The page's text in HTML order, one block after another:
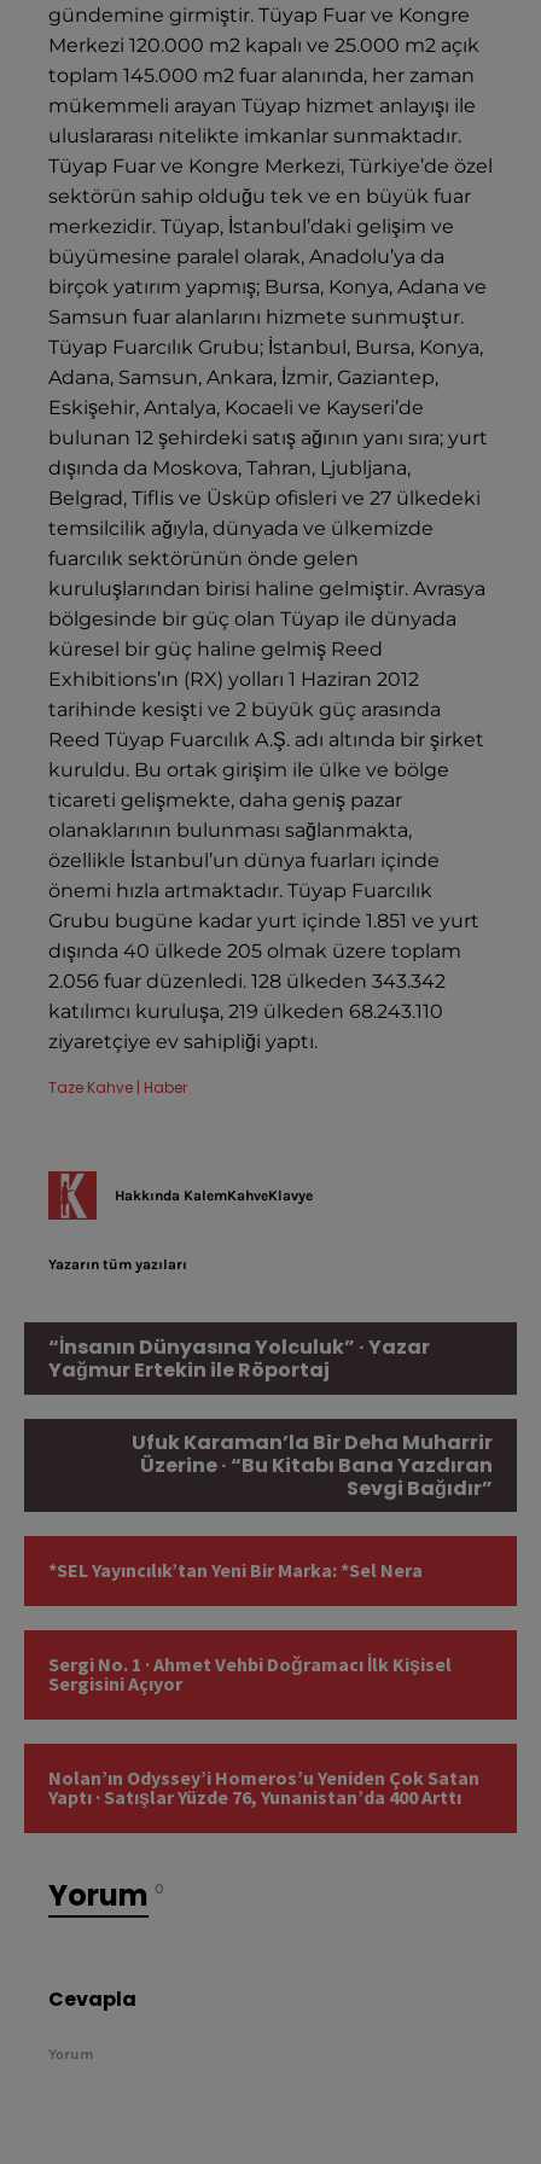
gündemine girmiştir. Tüyap Fuar ve Kongre
Merkezi 120.000 m2 kapalı ve 25.000 m2 açık
toplam 145.000 m2 fuar alanında, her zaman
mükemmeli arayan Tüyap hizmet anlayışı ile
uluslararası nitelikte imkanlar sunmaktadır.
Tüyap Fuar ve Kongre Merkezi, Türkiye’de özel
sektörün sahip olduğu tek ve en büyük fuar
merkezidir. Tüyap, İstanbul’daki gelişim ve
büyümesine paralel olarak, Anadolu’ya da
birçok yatırım yapmış; Bursa, Konya, Adana ve
Samsun fuar alanlarını hizmete sunmuştur.
Tüyap Fuarcılık Grubu; İstanbul, Bursa, Konya,
Adana, Samsun, Ankara, İzmir, Gaziantep,
Eskişehir, Antalya, Kocaeli ve Kayseri’de
bulunan 12 şehirdeki satış ağının yanı sıra; yurt
dışında da Moskova, Tahran, Ljubljana,
Belgrad, Tiflis ve Üsküp ofisleri ve 27 ülkedeki
temsilcilik ağıyla, dünyada ve ülkemizde
fuarcılık sektörünün önde gelen
kuruluşlarından birisi haline gelmiştir. Avrasya
bölgesinde bir güç olan Tüyap ile dünyada
küresel bir güç haline gelmiş Reed
Exhibitions’ın (RX) yolları 1 Haziran 2012
tarihinde kesişti ve 2 büyük güç arasında
Reed Tüyap Fuarcılık A.Ş. adı altında bir şirket
kuruldu. Bu ortak girişim ile ülke ve bölge
ticareti gelişmekte, daha geniş pazar
olanaklarının bulunması sağlanmakta,
özellikle İstanbul’un dünya fuarları içinde
önemi hızla artmaktadır. Tüyap Fuarcılık
Grubu bugüne kadar yurt içinde 1.851 ve yurt
dışında 40 ülkede 205 olmak üzere toplam
2.056 fuar düzenledi. 128 ülkeden 343.342
katılımcı kuruluşa, 219 ülkeden 68.243.110
ziyaretçiye ev sahipliği yaptı.
Taze Kahve | Haber
Hakkında KalemKahveKlavye
Yazarın tüm yazıları
“İnsanın Dünyasına Yolculuk” · Yazar
Yağmur Ertekin ile Röportaj
Ufuk Karaman’la Bir Deha Muharrir
Üzerine · “Bu Kitabı Bana Yazdıran
Sevgi Bağıdır”
*SEL Yayıncılık’tan Yeni Bir Marka: *Sel Nera
Sergi No. 1 · Ahmet Vehbi Doğramacı İlk Kişisel
Sergisini Açıyor
Nolan’ın Odyssey’i Homeros’u Yeniden Çok Satan
Yaptı · Satışlar Yüzde 76, Yunanistan’da 400 Arttı
Yorum 0
Cevapla
Yorum